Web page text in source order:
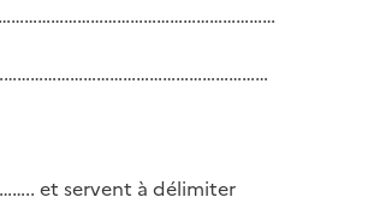
et servent à délimiter